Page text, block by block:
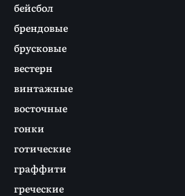
бейсбол
брендовые
брусковые
вестерн
винтажные
восточные
гонки
готические
граффити
греческие